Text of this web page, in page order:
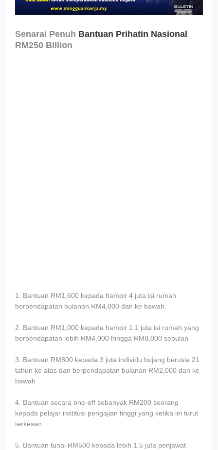
Senarai Penuh Bantuan Prihatin Nasional
RM250 Billion
1. Bantuan RM1,600 kepada hampir 4 juta isi rumah
berpendapatan bulanan RM4,000 dan ke bawah.
2. Bantuan RM1,000 kepada hampir 1.1 juta isi rumah yang
berpendapatan lebih RM4,000 hingga RM8,000 sebulan
3. Bantuan RM800 kepada 3 juta individu bujang berusia 21
tahun ke atas dan berpendapatan bulanan RM2,000 dan ke
bawah
4. Bantuan secara one-off sebanyak RM200 seorang
kepada pelajar institusi pengajian tinggi yang ketika ini turut
terkesan
5. Bantuan tunai RM500 kepada lebih 1.5 juta penjawat